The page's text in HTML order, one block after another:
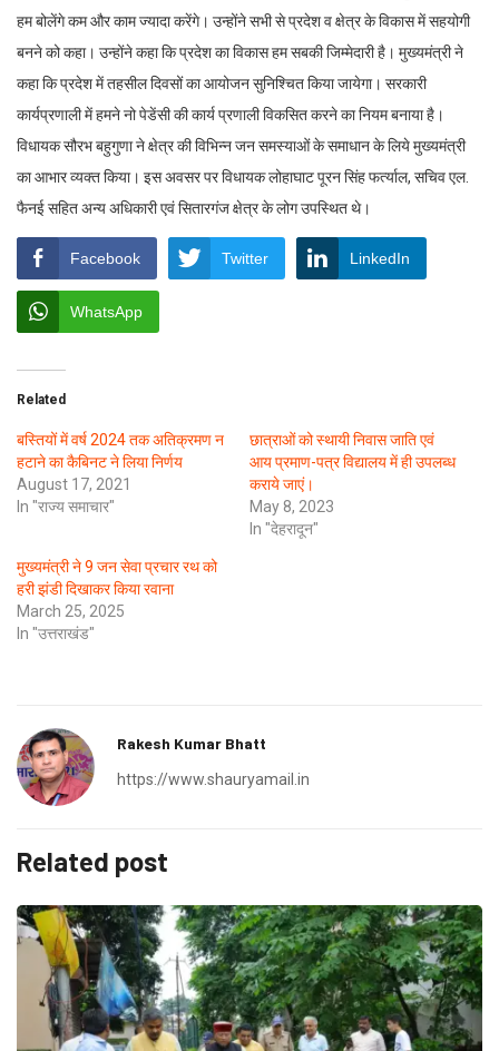
हम बोलेंगे कम और काम ज्यादा करेंगे। उन्होंने सभी से प्रदेश व क्षेत्र के विकास में सहयोगी
बनने को कहा। उन्होंने कहा कि प्रदेश का विकास हम सबकी जिम्मेदारी है। मुख्यमंत्री ने
कहा कि प्रदेश में तहसील दिवसों का आयोजन सुनिश्चित किया जायेगा। सरकारी
कार्यप्रणाली में हमने नो पेडेंसी की कार्य प्रणाली विकसित करने का नियम बनाया है।
विधायक सौरभ बहुगुणा ने क्षेत्र की विभिन्न जन समस्याओं के समाधान के लिये मुख्यमंत्री
का आभार व्यक्त किया। इस अवसर पर विधायक लोहाघाट पूरन सिंह फर्त्याल, सचिव एल.
फैनई सहित अन्य अधिकारी एवं सितारगंज क्षेत्र के लोग उपस्थित थे।
Facebook Twitter LinkedIn
WhatsApp
Related
बस्तियों में वर्ष 2024 तक अतिक्रमण न
हटाने का कैबिनट ने लिया निर्णय
August 17, 2021
In "राज्य समाचार"
छात्राओं को स्थायी निवास जाति एवं
आय प्रमाण-पत्र विद्यालय में ही उपलब्ध
कराये जाएं।
May 8, 2023
In "देहरादून"
मुख्यमंत्री ने 9 जन सेवा प्रचार रथ को
हरी झंडी दिखाकर किया रवाना
March 25, 2025
In "उत्तराखंड"
Rakesh Kumar Bhatt
https://www.shauryamail.in
Related post